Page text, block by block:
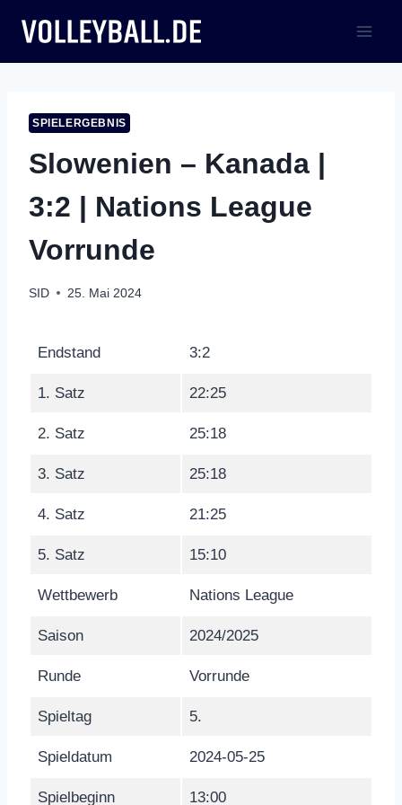
Inhalt
springen
SPIELERGEBNIS
Slowenien – Kanada |
3:2 | Nations League
Vorrunde
SID 25. Mai 2024
Endstand 3:2
1. Satz 22:25
2. Satz 25:18
3. Satz 25:18
4. Satz 21:25
5. Satz 15:10
Wettbewerb Nations League
Saison 2024/2025
Runde Vorrunde
Spieltag 5.
Spieldatum 2024-05-25
Spielbeginn 13:00